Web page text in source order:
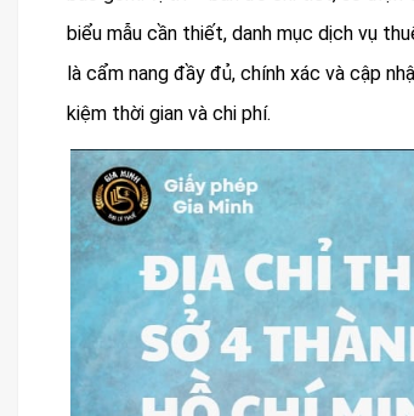
biểu mẫu cần thiết, danh mục dịch vụ
là cẩm nang đầy đủ, chính xác và cập
kiệm thời gian và chi phí.